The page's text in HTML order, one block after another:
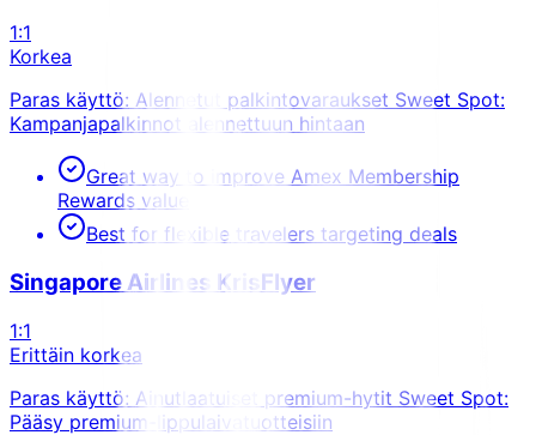
1:1
Korkea
Paras käyttö: Alennetut palkintovaraukset Sweet Spot:
Kampanjapalkinnot alennettuun hintaan
Great way to improve Amex Membership
Rewards value
Best for flexible travelers targeting deals
Singapore Airlines KrisFlyer
1:1
Erittäin korkea
Paras käyttö: Ainutlaatuiset premium-hytit Sweet Spot:
Pääsy premium-lippulaivatuotteisiin